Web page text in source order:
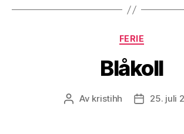
Kategorier
FERIE
Blåkoll
Innleggsforfatter
Av kristihh 25. juli